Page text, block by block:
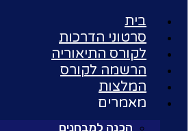
בית
סרטוני הדרכות
לקורס התיאוריה
הרשמה לקורס
המלצות
מאמרים
הכנה למבחנים